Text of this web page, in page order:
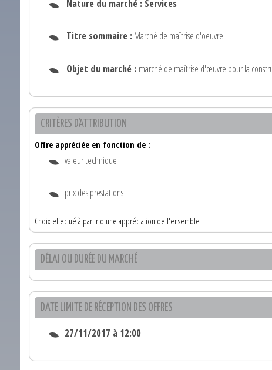
Nature du marché : Services
Titre sommaire : Marché de maîtrise d'oeuvre
Objet du marché : marché de maîtrise d'œuvre pour la
CRITÈRES D'ATTRIBUTION
Offre appréciée en fonction de :
valeur technique
prix des prestations
Choix effectué à partir d'une appréciation de l'ensemble
DÉLAI OU DURÉE DU MARCHÉ
DATE LIMITE DE RÉCEPTION DES OFFRES
27/11/2017 à 12:00